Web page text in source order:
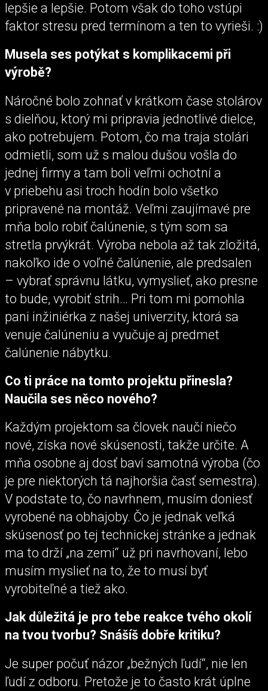
lepšie a lepšie. Potom však do toho vstúpi
faktor stresu pred termínom a ten to vyrieši. :)
Musela ses potýkat s komplikacemi při
výrobě?
Náročné bolo zohnať v krátkom čase stolárov
s dielňou, ktorý mi pripravia jednotlivé dielce,
ako potrebujem. Potom, čo ma traja stolári
odmietli, som už s malou dušou vošla do
jednej firmy a tam boli veľmi ochotní a
v priebehu asi troch hodín bolo všetko
pripravené na montáž. Veľmi zaujímavé pre
mňa bolo robiť čalúnenie, s tým som sa
stretla prvýkrát. Výroba nebola až tak zložitá,
nakoľko ide o voľné čalúnenie, ale predsalen
– vybrať správnu látku, vymyslieť, ako presne
to bude, vyrobiť strih… Pri tom mi pomohla
pani inžiniérka z našej univerzity, ktorá sa
venuje čalúneniu a vyučuje aj predmet
čalúnenie nábytku.
Co ti práce na tomto projektu přinesla?
Naučila ses něco nového?
Každým projektom sa človek naučí niečo
nové, získa nové skúsenosti, takže určite. A
mňa osobne aj dosť baví samotná výroba (čo
je pre niektorých tá najhoršia časť semestra).
V podstate to, čo navrhnem, musím doniesť
vyrobené na obhajoby. Čo je jednak veľká
skúsenosť po tej technickej stránke a jednak
ma to drží „na zemi“ už pri navrhovaní, lebo
musím myslieť na to, že to musí byť
vyrobiteľné a tiež ako.
Jak důležitá je pro tebe reakce tvého okolí
na tvou tvorbu? Snášíš dobře kritiku?
Je super počuť názor „bežných ľudí“, nie len
ľudí z odboru. Pretože je to často krát úplne